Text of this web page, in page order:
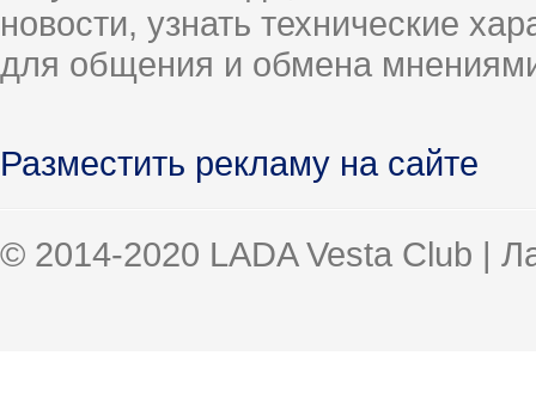
новости, узнать технические
для общения и обмена
Разместить рекламу на сайте
© 2014-2020 LADA Vesta Club |